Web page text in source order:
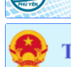
bổ sung trong
năng quản lý của
677/TB-UBND
Thông báo về
đổi, bổ sung lĩnh
chức năng quản